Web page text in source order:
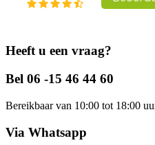
Heeft u een vraag?
Bel 06 -15 46 44 60
Bereikbaar van 10:00 tot 18:00
Via Whatsapp